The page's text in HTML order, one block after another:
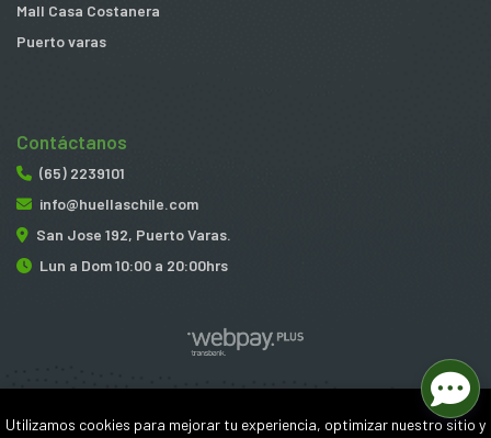
Mall Casa Costanera
Puerto varas
Contáctanos
(65) 2239101
info@huellaschile.com
San Jose 192, Puerto Varas.
Lun a Dom 10:00 a 20:00hrs
¿Te gusta mi tienda? Yo vendo conBsale
Utilizamos cookies para mejorar tu experiencia, optimizar nuestro sitio y